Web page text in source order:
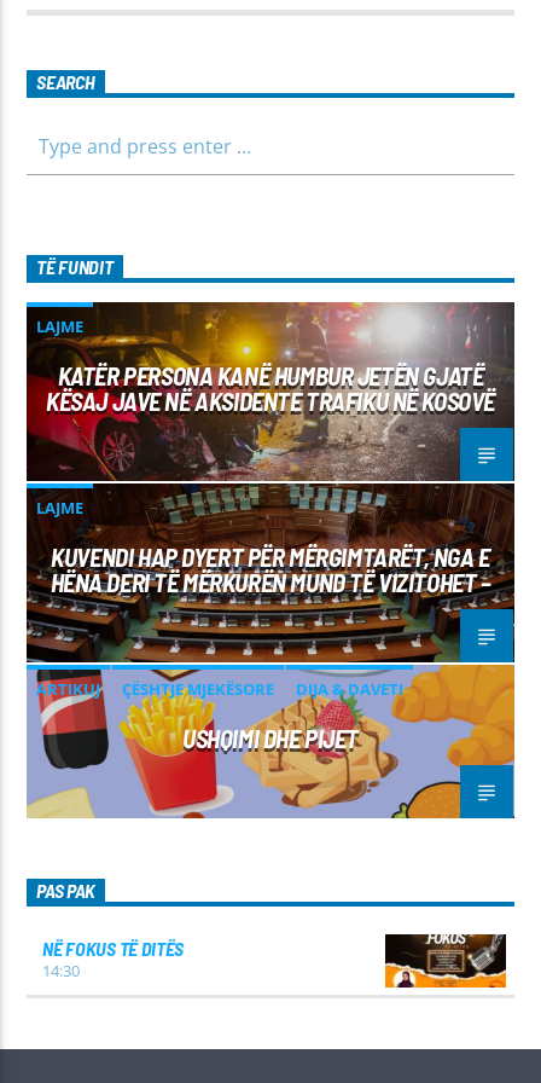
për të gjithë familjen.
SEARCH
TË FUNDIT
LAJME
KATËR PERSONA KANË HUMBUR JETËN GJATË
KËSAJ JAVE NË AKSIDENTE TRAFIKU NË KOSOVË
LAJME
KUVENDI HAP DYERT PËR MËRGIMTARËT, NGA E
HËNA DERI TË MËRKURËN MUND TË VIZITOHET –
ARTIKUJ ÇËSHTJE MJEKËSORE DIJA & DAVETI
USHQIMI DHE PIJET
PAS PAK
NË FOKUS TË DITËS
14:30